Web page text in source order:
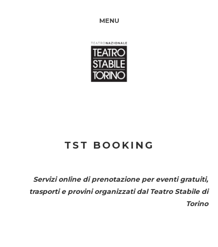
MENU
TST BOOKING
Servizi online di prenotazione per eventi gratuiti,
trasporti e provini organizzati dal Teatro Stabile di
Torino